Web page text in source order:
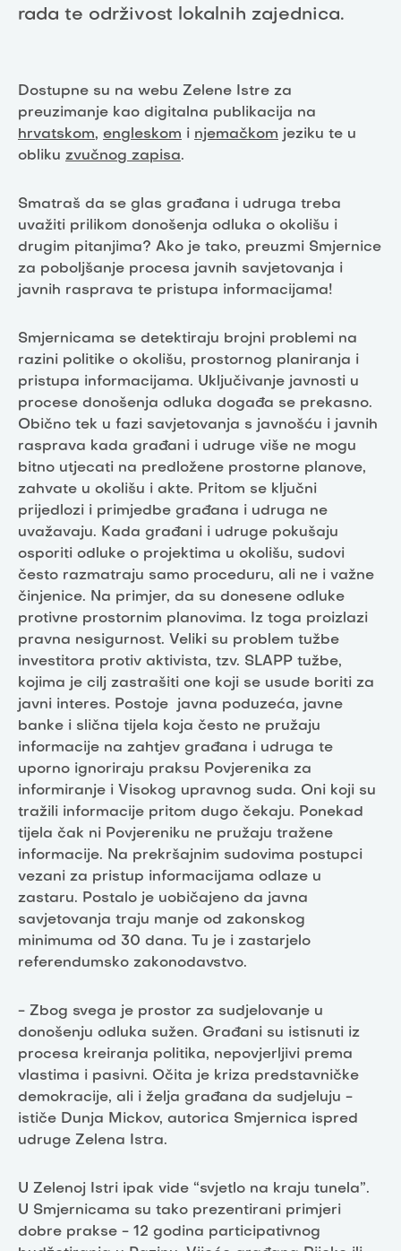
rada te održivost lokalnih zajednica.
Dostupne su na webu Zelene Istre za
preuzimanje kao digitalna publikacija na
hrvatskom, engleskom i njemačkom jeziku te u
obliku zvučnog zapisa.
Smatraš da se glas građana i udruga treba
uvažiti prilikom donošenja odluka o okolišu i
drugim pitanjima? Ako je tako, preuzmi Smjernice
za poboljšanje procesa javnih savjetovanja i
javnih rasprava te pristupa informacijama!
Smjernicama se detektiraju brojni problemi na
razini politike o okolišu, prostornog planiranja i
pristupa informacijama. Uključivanje javnosti u
procese donošenja odluka događa se prekasno.
Obično tek u fazi savjetovanja s javnošću i javnih
rasprava kada građani i udruge više ne mogu
bitno utjecati na predložene prostorne planove,
zahvate u okolišu i akte. Pritom se ključni
prijedlozi i primjedbe građana i udruga ne
uvažavaju. Kada građani i udruge pokušaju
osporiti odluke o projektima u okolišu, sudovi
često razmatraju samo proceduru, ali ne i važne
činjenice. Na primjer, da su donesene odluke
protivne prostornim planovima. Iz toga proizlazi
pravna nesigurnost. Veliki su problem tužbe
investitora protiv aktivista, tzv. SLAPP tužbe,
kojima je cilj zastrašiti one koji se usude boriti za
javni interes. Postoje javna poduzeća, javne
banke i slična tijela koja često ne pružaju
informacije na zahtjev građana i udruga te
uporno ignoriraju praksu Povjerenika za
informiranje i Visokog upravnog suda. Oni koji su
tražili informacije pritom dugo čekaju. Ponekad
tijela čak ni Povjereniku ne pružaju tražene
informacije. Na prekršajnim sudovima postupci
vezani za pristup informacijama odlaze u
zastaru. Postalo je uobičajeno da javna
savjetovanja traju manje od zakonskog
minimuma od 30 dana. Tu je i zastarjelo
referendumsko zakonodavstvo.
- Zbog svega je prostor za sudjelovanje u
donošenju odluka sužen. Građani su istisnuti iz
procesa kreiranja politika, nepovjerljivi prema
vlastima i pasivni. Očita je kriza predstavničke
demokracije, ali i želja građana da sudjeluju -
ističe Dunja Mickov, autorica Smjernica ispred
udruge Zelena Istra.
U Zelenoj Istri ipak vide “svjetlo na kraju tunela”.
U Smjernicama su tako prezentirani primjeri
dobre prakse - 12 godina participativnog